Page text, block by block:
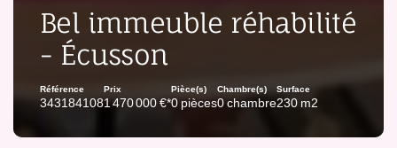
Bel immeuble réhabilité
- Écusson
Référence
343184108
Prix
1 470 000 €*
Pièce(s)
0 pièces
Chambre(s)
0 chambre
Surface
230 m2